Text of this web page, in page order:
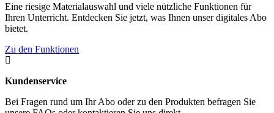
Eine riesige Materialauswahl und viele nützliche Funktionen für
Ihren Unterricht. Entdecken Sie jetzt, was Ihnen unser digitales Abo
bietet.
Zu den Funktionen

Kundenservice
Bei Fragen rund um Ihr Abo oder zu den Produkten befragen Sie